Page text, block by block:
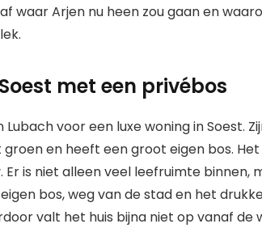
waar Arjen nu heen zou gaan en
met een privébos
voor een luxe woning in Soest.
en heeft een groot eigen bos. Het
is niet alleen veel leefruimte binnen,
bos, weg van de stad en het
valt het huis bijna niet op vanaf de